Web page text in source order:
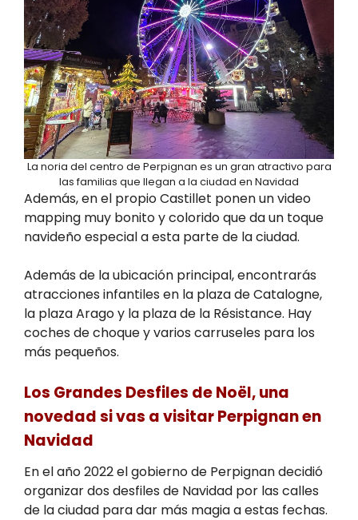
La noria del centro de Perpignan es un gran atractivo para
las familias que llegan a la ciudad en Navidad
Además, en el propio Castillet ponen un video
mapping muy bonito y colorido que da un toque
navideño especial a esta parte de la ciudad.
Además de la ubicación principal, encontrarás
atracciones infantiles en la plaza de Catalogne,
la plaza Arago y la plaza de la Résistance. Hay
coches de choque y varios carruseles para los
más pequeños.
Los Grandes Desfiles de Noël, una
novedad si vas a visitar Perpignan en
Navidad
En el año 2022 el gobierno de Perpignan decidió
organizar dos desfiles de Navidad por las calles
de la ciudad para dar más magia a estas fechas.